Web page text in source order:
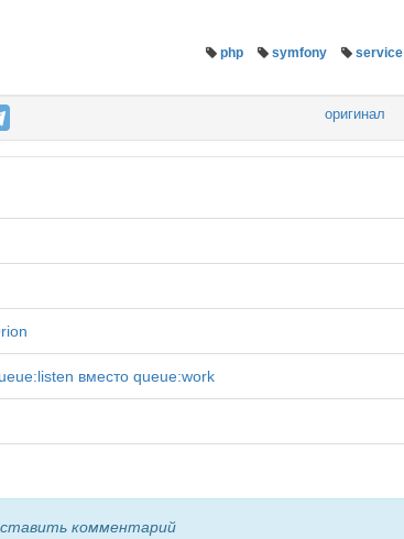
php symfony service
оригинал
вместо queue:work
комментарий